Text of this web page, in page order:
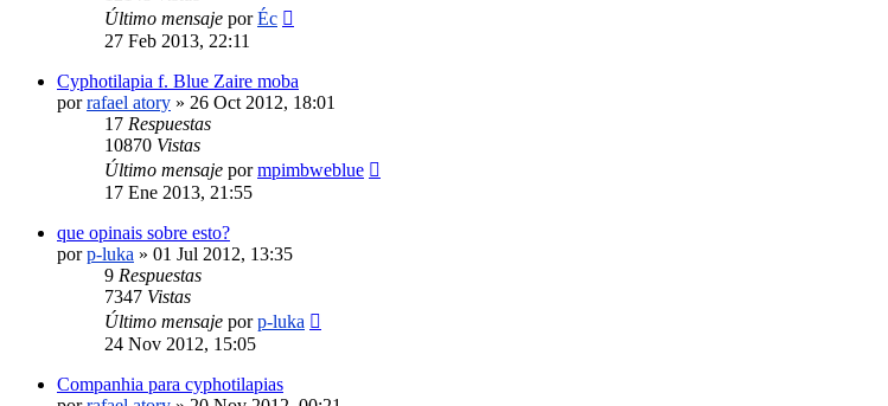
Último mensaje porÉc
27 Feb 2013, 22:11
Cyphotilapia f. Blue Zaire moba
porrafael atory » 26 Oct 2012, 18:01
17 Respuestas
10870 Vistas
Último mensaje pormpimbweblue
17 Ene 2013, 21:55
que opinais sobre esto?
porp-luka » 01 Jul 2012, 13:35
9 Respuestas
7347 Vistas
Último mensaje porp-luka
24 Nov 2012, 15:05
Companhia para cyphotilapias